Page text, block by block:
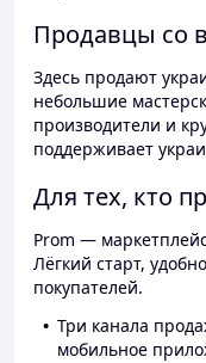
Продавцы со
Здесь продают
небольшие
производители и
поддерживает
Для тех, кто
Prom —
Лёгкий старт,
покупателей.
Три канала
мобильное